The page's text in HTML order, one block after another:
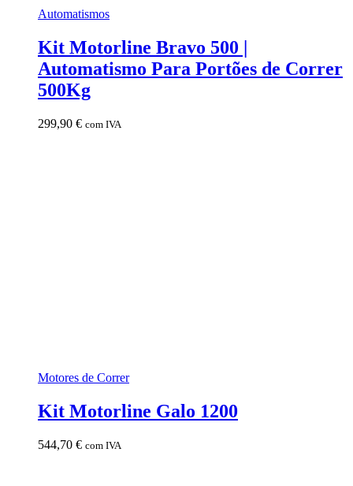
Automatismos
Kit Motorline Bravo 500 |
Automatismo Para Portões de Correr
500Kg
299,90 € com IVA
Motores de Correr
Kit Motorline Galo 1200
544,70 € com IVA